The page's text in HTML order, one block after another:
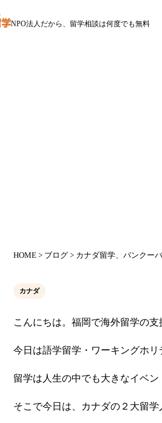
NPO法人だから、留学相談は何度でも無料
HOME > ブログ > カナダ留学、バンクー
カナダ
こんにちは。福岡で海外留学の
今日は語学留学・ワーキングホ
留学は人生の中でも大きなイベ
そこで今日は、カナダの２大留学